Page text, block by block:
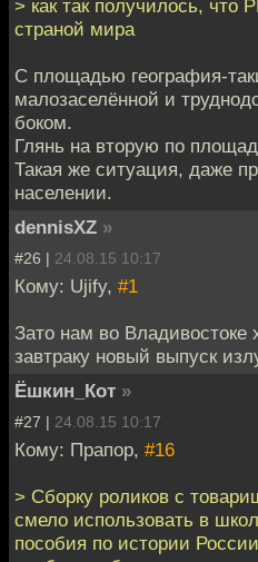
> как так получилось,
страной мира
С площадью география-
малозаселённой и
боком.
Глянь на вторую по
Такая же ситуация, даже
населении.
dennisXZ »
#26 | 24.08.15 10:17
Кому: Ujify, #1
Зато нам во
завтраку новый выпуск
Ёшкин_Кот »
#27 | 24.08.15 10:17
Кому: Прапор, #16
> Сборку роликов с
смело использовать в
пособия по истории